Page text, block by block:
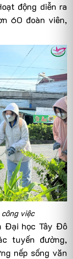
động diễn ra
60 đoàn viên,
việc
Đại học Tây Đô
tuyến đường,
nếp sống văn